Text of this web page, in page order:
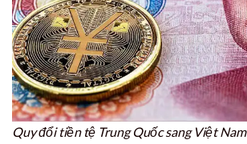
Quy đổi tiền tệ Trung Quốc sang Việt Nam